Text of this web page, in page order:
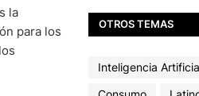
la
para los
OTROS TEMAS
Inteligencia